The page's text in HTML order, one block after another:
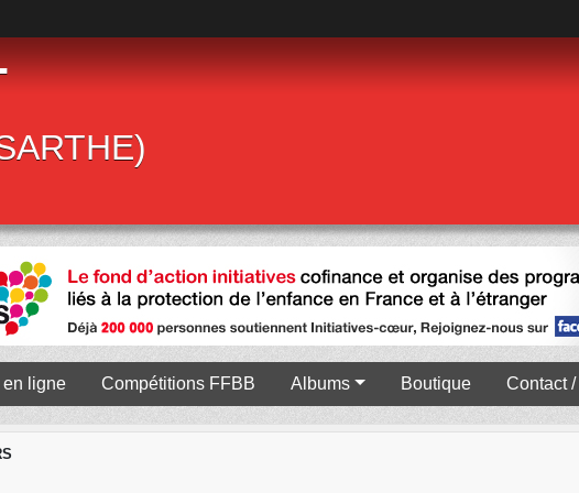
en ligne Compétitions FFBB Albums Boutique Contact